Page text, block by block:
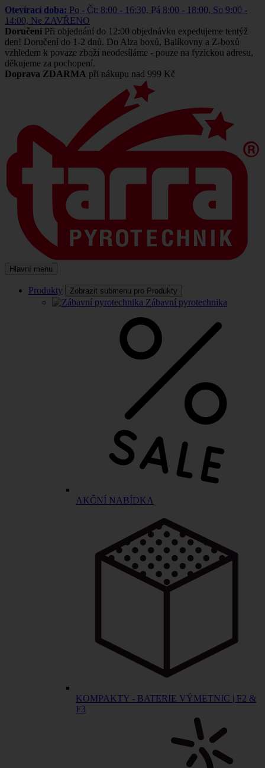
Otevírací doba: Po - Čt: 8:00 - 16:30, Pá 8:00 - 18:00, So 9:00 -
14:00, Ne ZAVŘENO
Doručení Při objednání do 12:00 objednávku expedujeme tentýž
den! Doručení do 1-2 dnů. Do Alza boxů, Balíkovny a Z-boxů
vzhledem k povaze zboží neodesíláme - pouze na fyzickou adresu,
děkujeme za pochopení.
Doprava ZDARMA při nákupu nad 999 Kč
Hlavní menu
Produkty Zobrazit submenu pro Produkty
Zábavní pyrotechnika
AKČNÍ NABÍDKA
KOMPAKTY - BATERIE VÝMETNIC | F2 &
F3